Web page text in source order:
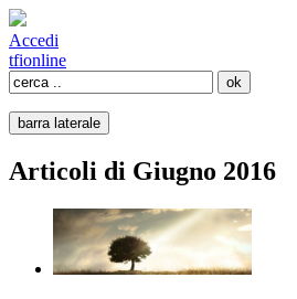
Accedi
tfionline
barra laterale
Articoli di Giugno 2016